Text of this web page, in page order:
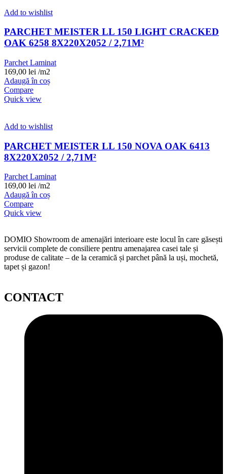
Add to wishlist
PARCHET MEISTER LL 150 LIGHT CRACKED
OAK 6258 8X220X2052 / 2,71M²
Parchet Laminat
169,00 lei /m2
Adaugă în coș
Compare
Quick view
Add to wishlist
PARCHET MEISTER LL 150 NOVA OAK 6413
8X220X2052 / 2,71M²
Parchet Laminat
169,00 lei /m2
Adaugă în coș
Compare
Quick view
DOMIO Showroom de amenajări interioare este locul în care găsești
servicii complete de consiliere pentru amenajarea casei tale și
produse de calitate – de la ceramică și parchet până la uși, mochetă,
tapet și gazon!
CONTACT